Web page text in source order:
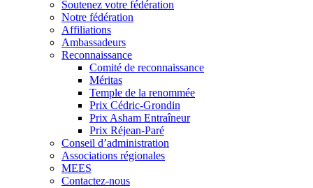
Soutenez votre fédération
Notre fédération
Affiliations
Ambassadeurs
Reconnaissance
Comité de reconnaissance
Méritas
Temple de la renommée
Prix Cédric-Grondin
Prix Asham Entraîneur
Prix Réjean-Paré
Conseil d’administration
Associations régionales
MEES
Contactez-nous